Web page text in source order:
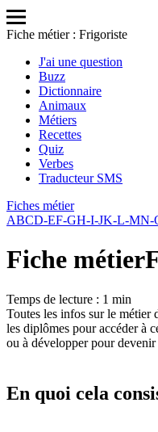
Fiche métier : Frigoriste
J'ai une question
Buzz
Dictionnaire
Animaux
Métiers
Recettes
Quiz
Verbes
Traducteur SMS
Fiches métier
ABCD-EF-GH-I-JK-L-MN-
Fiche métier
Temps de lecture : 1 min
Toutes les infos sur le métier
les diplômes pour accéder à
ou à développer pour
En quoi cela